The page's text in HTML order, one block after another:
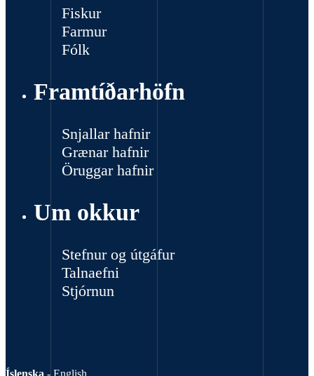
Fiskur
Farmur
Fólk
Framtíðarhöfn
Snjallar hafnir
Grænar hafnir
Öruggar hafnir
Um okkur
Stefnur og útgáfur
Talnaefni
Stjórnun
Íslenska - English